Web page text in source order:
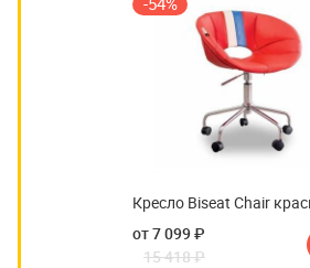
Кресло Biseat Chair
от 7 099 ₽
15 418 ₽